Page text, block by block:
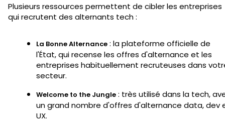
Plusieurs ressources permettent de cibler les entreprises
qui recrutent des alternants tech :
La Bonne Alternance : la plateforme officielle de
l'État, qui recense les offres d'alternance et les
entreprises habituellement recruteuses dans
secteur.
Welcome to the Jungle : très utilisé dans la tech,
un grand nombre d'offres d'alternance data, dev
UX.